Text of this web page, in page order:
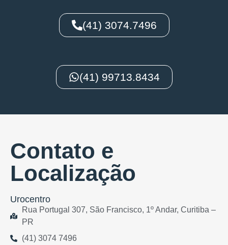
(41) 3074.7496
(41) 99713.8434
Contato e
Localização
Urocentro
Rua Portugal 307, São Francisco, 1º Andar, Curitiba –
PR
(41) 3074 7496